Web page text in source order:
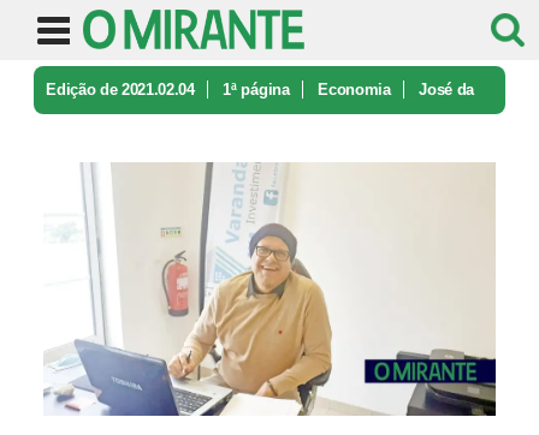
Edição de 2021.02.04 1ª página Economia José da